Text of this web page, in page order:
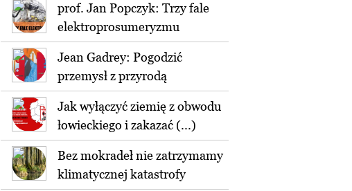
prof. Jan Popczyk: Trzy fale
elektroprosumeryzmu
Jean Gadrey: Pogodzić
przemysł z przyrodą
Jak wyłączyć ziemię z obwodu
łowieckiego i zakazać (...)
Bez mokradeł nie zatrzymamy
klimatycznej katastrofy